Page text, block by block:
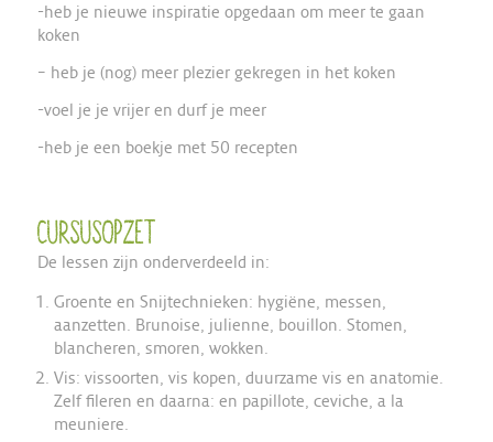
-heb je nieuwe inspiratie opgedaan om meer te gaan
koken
– heb je (nog) meer plezier gekregen in het koken
-voel je je vrijer en durf je meer
-heb je een boekje met 50 recepten
Cursusopzet
De lessen zijn onderverdeeld in:
Groente en Snijtechnieken: hygiëne, messen,
aanzetten. Brunoise, julienne, bouillon. Stomen,
blancheren, smoren, wokken.
Vis: vissoorten, vis kopen, duurzame vis en anatomie.
Zelf fileren en daarna: en papillote, ceviche, a la
meuniere.